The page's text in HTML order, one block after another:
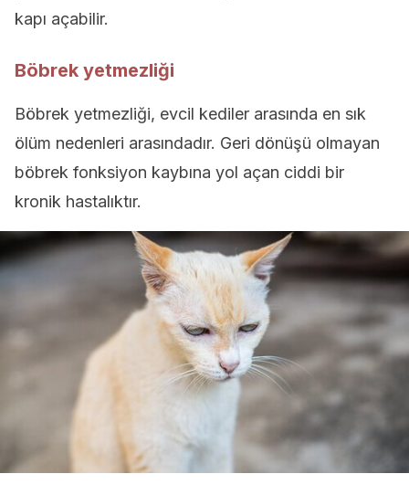
kapı açabilir.
Böbrek yetmezliği
Böbrek yetmezliği, evcil kediler arasında en sık
ölüm nedenleri arasındadır. Geri dönüşü olmayan
böbrek fonksiyon kaybına yol açan ciddi bir
kronik hastalıktır.